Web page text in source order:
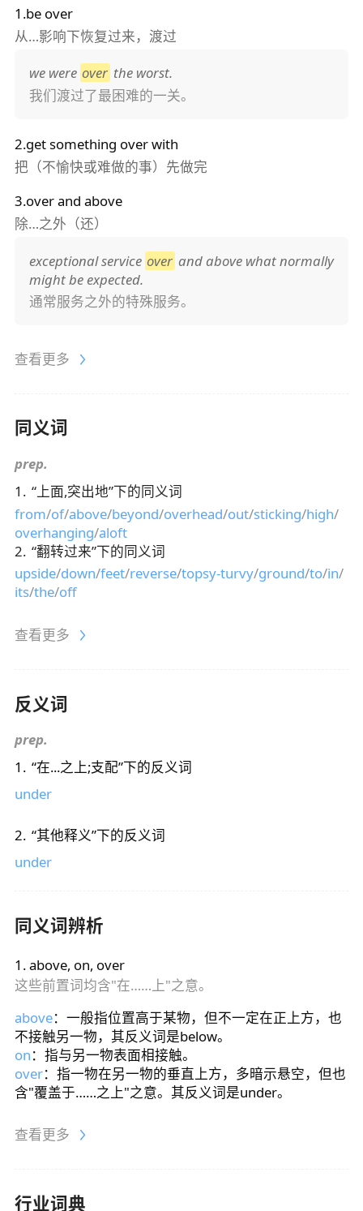
1.be over
从…影响下恢复过来，渡过
we were over the worst.
我们渡过了最困难的一关。
2.get something over with
把（不愉快或难做的事）先做完
3.over and above
除…之外（还）
exceptional service over and above what normally
might be expected.
通常服务之外的特殊服务。
查看更多
同义词
prep.
1 . “上面,突出地”下的同义词
from/of/above/beyond/overhead/out/sticking/high/
overhanging/aloft
2. “翻转过来”下的同义词
upside/down/feet/reverse/topsy-turvy/ground/to/in/
its/the/off
查看更多
反义词
prep.
1 . “在...之上;支配”下的反义词
under
2. “其他释义”下的反义词
under
同义词辨析
1 .above, on, over
这些前置词均含"在……上"之意。
above：一般指位置高于某物，但不一定在正上方，也
不接触另一物，其反义词是below。
on：指与另一物表面相接触。
over：指一物在另一物的垂直上方，多暗示悬空，但也
含"覆盖于……之上"之意。其反义词是under。
查看更多
行业词典